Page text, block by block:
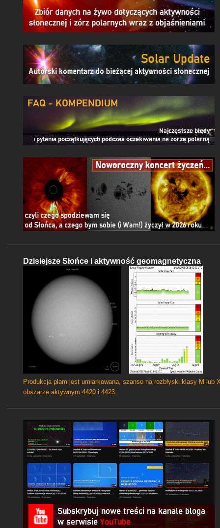
Dzisiejsze Słońce i aktywność geomagnetyczna
Produkcja plam jest umiarkowana, szanse na rozbłyski klasy M lub
obszarze aktywnym 4420 i 4423.